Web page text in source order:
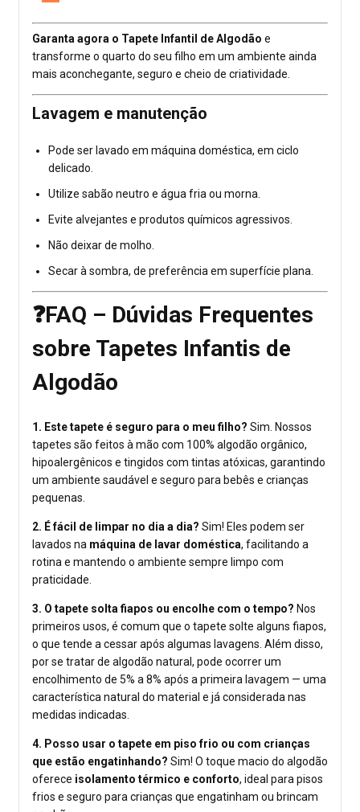
Garanta agora o Tapete Infantil de Algodão e
transforme o quarto do seu filho em um ambiente ainda
mais aconchegante, seguro e cheio de criatividade.
Lavagem e manutenção
Pode ser lavado em máquina doméstica, em ciclo
delicado.
Utilize sabão neutro e água fria ou morna.
Evite alvejantes e produtos químicos agressivos.
Não deixar de molho.
Secar à sombra, de preferência em superfície plana.
❓FAQ – Dúvidas Frequentes
sobre Tapetes Infantis de
Algodão
1. Este tapete é seguro para o meu filho? Sim. Nossos
tapetes são feitos à mão com 100% algodão orgânico,
hipoalergênicos e tingidos com tintas atóxicas, garantindo
um ambiente saudável e seguro para bebês e crianças
pequenas.
2. É fácil de limpar no dia a dia? Sim! Eles podem ser
lavados na máquina de lavar doméstica, facilitando a
rotina e mantendo o ambiente sempre limpo com
praticidade.
3. O tapete solta fiapos ou encolhe com o tempo? Nos
primeiros usos, é comum que o tapete solte alguns fiapos,
o que tende a cessar após algumas lavagens. Além disso,
por se tratar de algodão natural, pode ocorrer um
encolhimento de 5% a 8% após a primeira lavagem — uma
característica natural do material e já considerada nas
medidas indicadas.
4. Posso usar o tapete em piso frio ou com crianças
que estão engatinhando? Sim! O toque macio do algodão
oferece isolamento térmico e conforto, ideal para pisos
frios e seguro para crianças que engatinham ou brincam